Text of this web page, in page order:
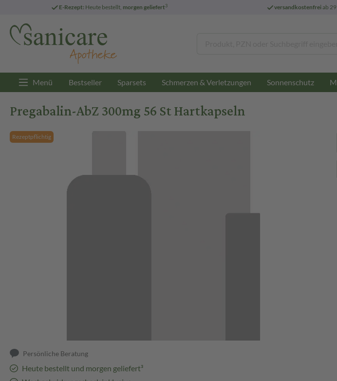
E-Rezept: Heute bestellt, morgen geliefert3 versandkostenfreiab
Menü Bestseller Sparsets Schmerzen & Verletzungen Sonnenschutz
Pregabalin-AbZ 300mg 56 St Hartkapseln
Rezeptpflichtig
Persönliche Beratung
Heute bestellt und morgen geliefert³